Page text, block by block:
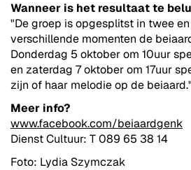
Wanneer is het resultaat te
"De groep is opgesplitst in twee
verschillende momenten de
Donderdag 5 oktober om 10uur
en zaterdag 7 oktober om 17uur
zijn of haar melodie op de beiaard."
Meer info?
www.facebook.com/beiaardgenk
Dienst Cultuur: T 089 65 38 14
Foto: Lydia Szymczak